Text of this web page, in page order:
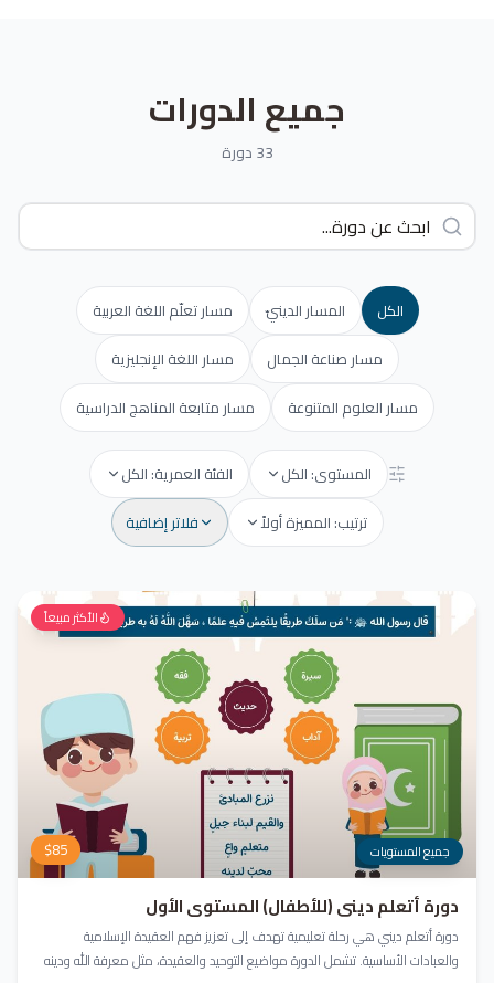
جميع الدورات
33 دورة
الكل المسار الدينيّ
مسار تعلّم اللغة العربية
مسار صناعة الجمال
مسار اللغة الإنجليزية
مسار العلوم المتنوعة
مسار متابعة المناهج الدراسية
المستوى: الكل
الفئة العمرية: الكل
ترتيب: المميزة أولاً
فلاتر إضافية
الأكثر مبيعاً
جميع المستويات $85
دورة أتعلم ديني (للأطفال) المستوى الأول
دورة أتعلم ديني هي رحلة تعليمية تهدف إلى تعزيز فهم العقيدة الإسلامية
والعبادات الأساسية. تشمل الدورة مواضيع التوحيد والعقيدة، مثل معرفة الله ودينه